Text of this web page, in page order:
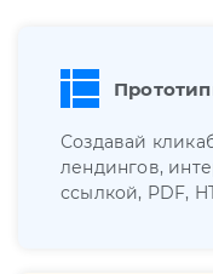
Создавай
лендингов,
ссылкой, PDF,